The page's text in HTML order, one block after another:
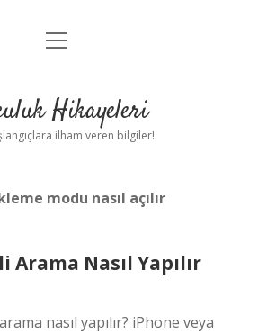
Anasayfa
Yasal Uyarı
menüyü
Hikayeleri
ilham veren bilgiler!
modu nasıl açılır
Arama Nasıl Yapılır
nasıl yapılır? iPhone veya